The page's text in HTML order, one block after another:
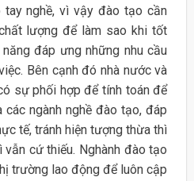
nghề, vì vậy đào tạo cần
lượng để làm sao khi tốt
đáp ưng những nhu cầu
Bên cạnh đó nhà nước và
sự phối hợp để tính toán để
ngành nghề đào tạo, đáp
tế, tránh hiện tượng thừa thì
cứ thiếu. Nghành đào tạo
trường lao động để luôn cập